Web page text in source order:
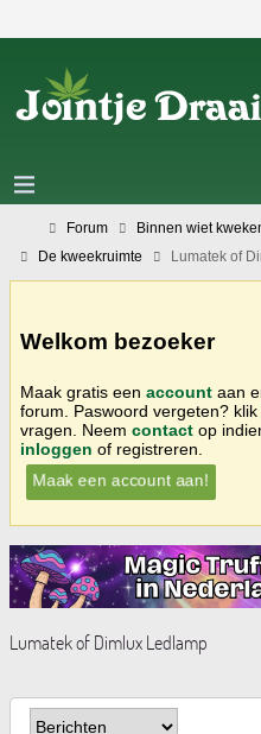
Forum Binnen wiet
De kweekruimte
Lumatek of
Welkom bezoeker
Maak gratis een account aan
forum. Paswoord vergeten? klik
vragen. Neem contact op
inloggen of registreren.
Maak een account aan!
Lumatek of Dimlux Ledlamp